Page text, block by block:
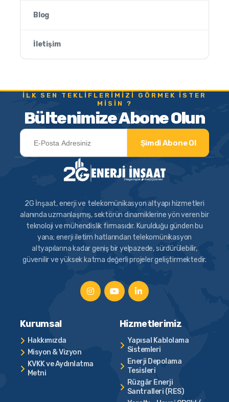
Blog
İletişim
İLK SEN TEKLIFLERIMIZI GÖRMEK ISTER
MISIN ?
Bültenimize Abone Olun
Şimdi Abone Ol
2G İnşaat, enerji ve telekomünikasyon altyapı hizmetleri
alanında uzmanlaşmış, sektörün dinamiklerine yön veren bir
teknoloji ve mühendislik firmasıdır. Kurulduğu günden bu
yana; enerji iletim hatlarından telekomünikasyon
altyapılarına kadar geniş bir yelpazede, sürdürülebilir,
güvenilir ve yüksek katma değerli projeler geliştirmektedir.
Kurumsal
Hakkımızda
Misyon & Vizyon
KVKK ve Aydınlatma
Metni
Hizmetlerimiz
Yapısal Kablolama
Sistemleri
Enerji Depolama
Tesisleri
Rüzgâr Enerji
Santralleri (RES)